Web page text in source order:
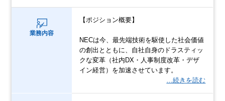
業務内容
【ポジション概要】
NECは今、最先端技術を駆使した社会価値
の創出とともに、自社自身のドラスティッ
クな変革（社内DX・人事制度改革・デザ
イン経営）を加速させています。
…続きを読む